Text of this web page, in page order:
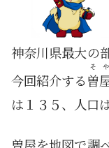
神奈川県最大の
今回紹介する曽
そや
は１３５、人口